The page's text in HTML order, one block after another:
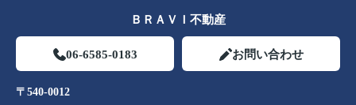
ＢＲＡＶＩ不動産
06-6585-0183 お問い合わせ
〒540-0012